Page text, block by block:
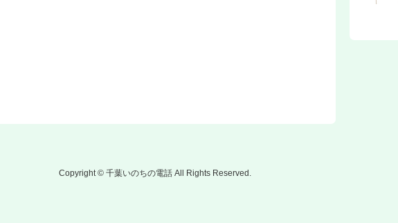
Copyright © 千葉いのちの電話 All Rights Reserved.